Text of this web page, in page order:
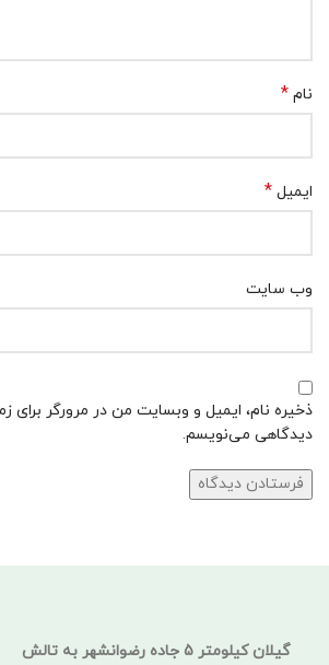
نام *
ایمیل *
وب‌ سایت
ذخیره نام، ایمیل و وبسایت من در مرورگر برای
دیدگاهی می‌نویسم.
گیلان کیلومتر 5 جاده رضوانشهر به تالش